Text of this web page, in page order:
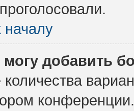
началу
добавить